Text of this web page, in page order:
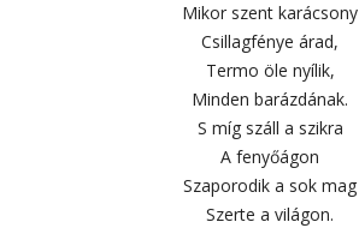
Mikor szent karácsony
Csillagfénye árad,
Termo öle nyílik,
Minden barázdának.
S míg száll a szikra
A fenyőágon
Szaporodik a sok mag
Szerte a világon.